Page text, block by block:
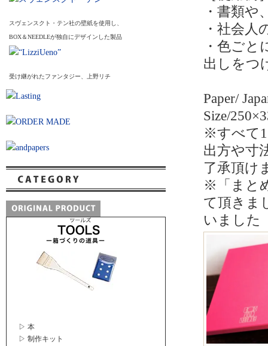
スヴェンスクト・テン社の壁紙を使用し、
BOX＆NEEDLEが独自にデザインした製品
受け継がれたファンタジー、上野リチ
▷ 本
▷ 制作キット
・書類や
・社会
・色ご
出しをつ
Paper/
Size/
※すべて1
出方や寸
了承頂け
※「まと
て頂きま
いました